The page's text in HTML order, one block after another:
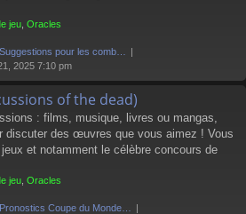
jeu Oracles
pour les comb…
2025 7:10 pm
of the dead)
: films, musique, livres ou mangas,
discuter des œuvres que vous aimez ! Vous
et notamment le célèbre concours de
jeu Oracles
Coupe du Monde…